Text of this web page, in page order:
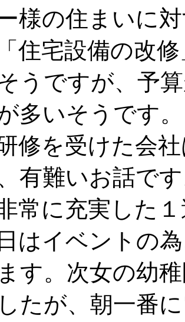
様の住まいに
住宅設備の改
うですが、予
多いそうです
修を受けた会
有難いお話で
常に充実した
はイベントの
す。次女の幼
たが、朝一番